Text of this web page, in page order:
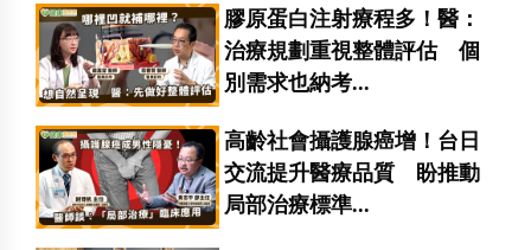
膠原蛋白注射療程多！醫：
治療規劃重視整體評估 個
別需求也納考...
高齡社會攝護腺癌增！台日
交流提升醫療品質 盼推動
局部治療標準...